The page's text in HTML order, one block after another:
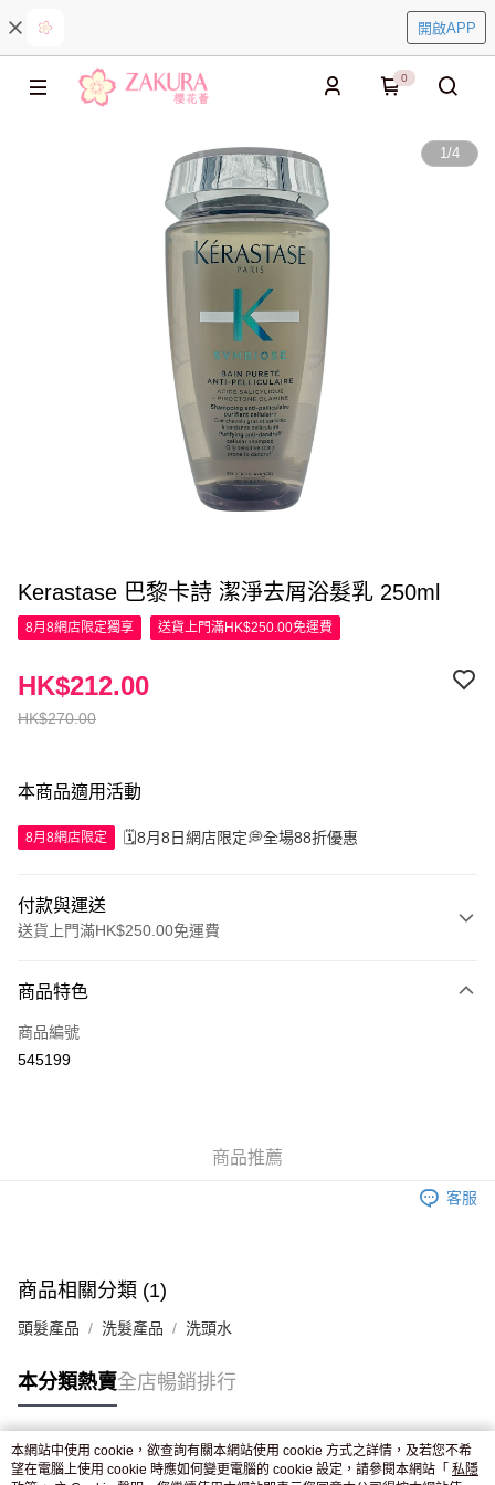
開啟APP
0
1/4
Kerastase 巴黎卡詩 潔淨去屑浴髮乳 250ml
8月8網店限定獨享 送貨上門滿HK$250.00免運費
HK$270.00
HK$212.00
本商品適用活動
8月8網店限定 🗓️8月8日網店限定💭全場88折優惠
付款與運送
送貨上門滿HK$250.00免運費
信用卡
Apple Pay
付款後門市自取，訂單確認後2-4個工作天到店，7天內取。逾期後
商品特色
商品編號
545199
商品推薦
客服
商品相關分類 (1)
頭髮產品 洗髮產品 洗頭水
本分類熱賣全店暢銷排行
熱門標籤
本網站中使用 cookie，欲查詢有關本網站使用 cookie 方式之詳情，及若您不希
望在電腦上使用 cookie 時應如何變更電腦的 cookie 設定，請參閱本網站「 私隱